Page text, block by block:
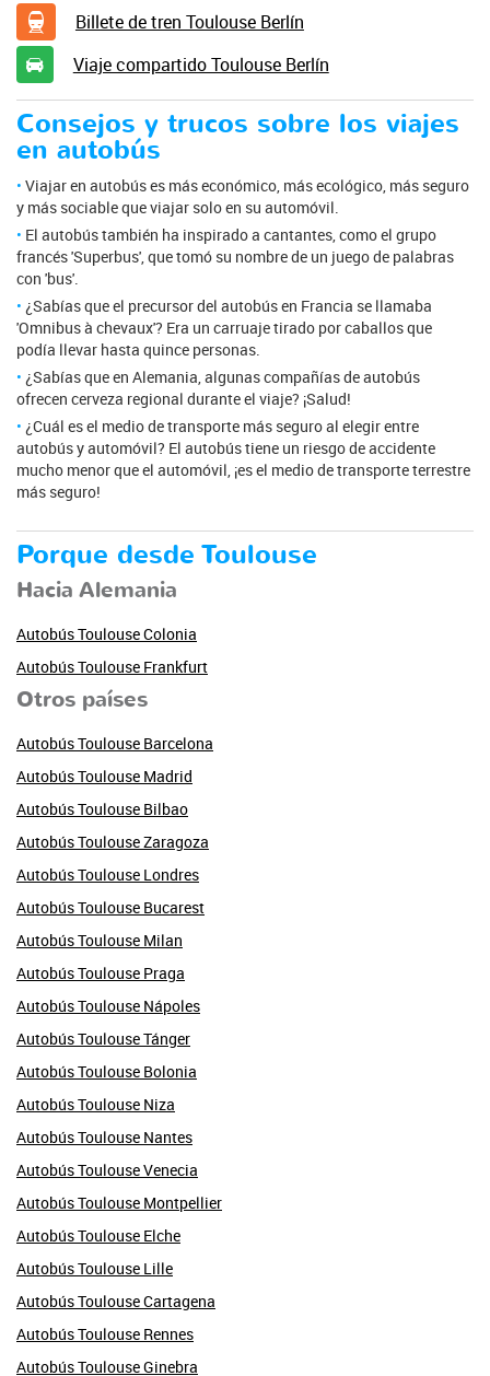
Billete de tren Toulouse Berlín
Viaje compartido Toulouse Berlín
Consejos y trucos sobre los viajes
en autobús
Viajar en autobús es más económico, más ecológico, más seguro
y más sociable que viajar solo en su automóvil.
El autobús también ha inspirado a cantantes, como el grupo
francés 'Superbus', que tomó su nombre de un juego de palabras
con 'bus'.
¿Sabías que el precursor del autobús en Francia se llamaba
'Omnibus à chevaux'? Era un carruaje tirado por caballos que
podía llevar hasta quince personas.
¿Sabías que en Alemania, algunas compañías de autobús
ofrecen cerveza regional durante el viaje? ¡Salud!
¿Cuál es el medio de transporte más seguro al elegir entre
autobús y automóvil? El autobús tiene un riesgo de accidente
mucho menor que el automóvil, ¡es el medio de transporte terrestre
más seguro!
Porque desde Toulouse
Hacia Alemania
Autobús Toulouse Colonia
Autobús Toulouse Frankfurt
Otros países
Autobús Toulouse Barcelona
Autobús Toulouse Madrid
Autobús Toulouse Bilbao
Autobús Toulouse Zaragoza
Autobús Toulouse Londres
Autobús Toulouse Bucarest
Autobús Toulouse Milan
Autobús Toulouse Praga
Autobús Toulouse Nápoles
Autobús Toulouse Tánger
Autobús Toulouse Bolonia
Autobús Toulouse Niza
Autobús Toulouse Nantes
Autobús Toulouse Venecia
Autobús Toulouse Montpellier
Autobús Toulouse Elche
Autobús Toulouse Lille
Autobús Toulouse Cartagena
Autobús Toulouse Rennes
Autobús Toulouse Ginebra